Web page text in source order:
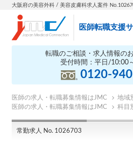
大阪府の美容外科 / 美容皮膚科求人案件
医師転職支援
転職のご相談・求人情報の
受付時間：平日/10:00
0120-
医師の求人・転職募集情報はJMC 地域
医師の求人・転職募集情報はJMC
科目
常勤求人 No. 1026703